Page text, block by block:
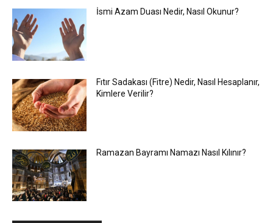
İsmi Azam Duası Nedir, Nasıl Okunur?
Fıtır Sadakası (Fitre) Nedir, Nasıl Hesaplanır,
Kimlere Verilir?
Ramazan Bayramı Namazı Nasıl Kılınır?